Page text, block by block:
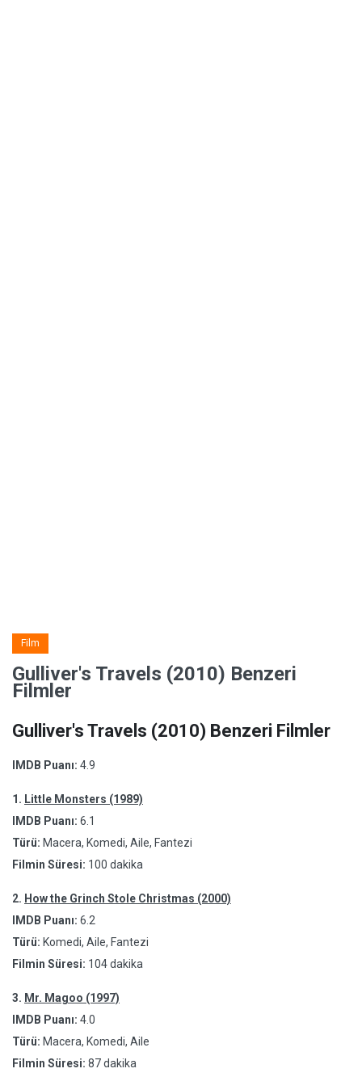
Film
Gulliver's Travels (2010) Benzeri
Filmler
Gulliver's Travels (2010) Benzeri Filmler
IMDB Puanı: 4.9
1. Little Monsters (1989)
IMDB Puanı: 6.1
Türü: Macera, Komedi, Aile, Fantezi
Filmin Süresi: 100 dakika
2. How the Grinch Stole Christmas (2000)
IMDB Puanı: 6.2
Türü: Komedi, Aile, Fantezi
Filmin Süresi: 104 dakika
3. Mr. Magoo (1997)
IMDB Puanı: 4.0
Türü: Macera, Komedi, Aile
Filmin Süresi: 87 dakika